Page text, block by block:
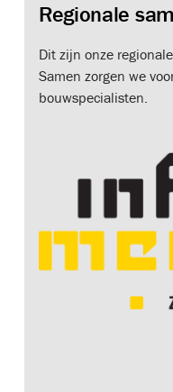
Regionale
Dit zijn onze
Samen zorgen we
bouwspecialisten.